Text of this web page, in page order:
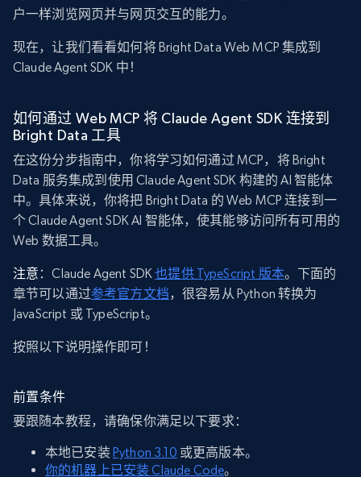
户一样浏览网页并与网页交互的能力。
现在，让我们看看如何将 Bright Data Web MCP 集成到
Claude Agent SDK 中！
如何通过 Web MCP 将 Claude Agent SDK 连接到
Bright Data 工具
在这份分步指南中，你将学习如何通过 MCP，将 Bright
Data 服务集成到使用 Claude Agent SDK 构建的 AI 智能体
中。具体来说，你将把 Bright Data 的 Web MCP 连接到一
个 Claude Agent SDK AI 智能体，使其能够访问所有可用的
Web 数据工具。
注意 ：Claude Agent SDK也提供 TypeScript 版本。下面的
章节可以通过参考官方文档，很容易从 Python 转换为
JavaScript 或 TypeScript。
按照以下说明操作即可！
前置条件
要跟随本教程，请确保你满足以下要求：
本地已安装 Python 3.10 或更高版本。
你的机器上已安装 Claude Code。